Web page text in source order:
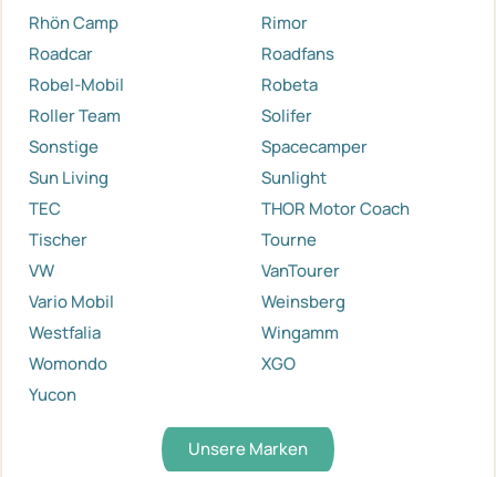
Rhön Camp
Rimor
Roadcar
Roadfans
Robel-Mobil
Robeta
Roller Team
Solifer
Sonstige
Spacecamper
Sun Living
Sunlight
TEC
THOR Motor Coach
Tischer
Tourne
VW
VanTourer
Vario Mobil
Weinsberg
Westfalia
Wingamm
Womondo
XGO
Yucon
Unsere Marken